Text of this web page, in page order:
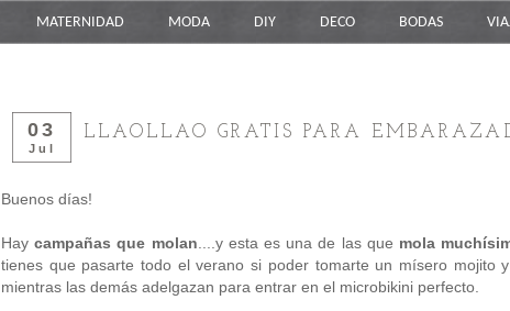
MATERNIDAD MODA DIY DECO BODAS
03
Jul
LLAOLLAO GRATIS PARA
Buenos días!
Haycampañas que molan ....y esta es una de las que mola
tienes que pasarte todo el verano si poder tomarte un mísero mojito
mientras las demás adelgazan para entrar en el microbikini perfecto.